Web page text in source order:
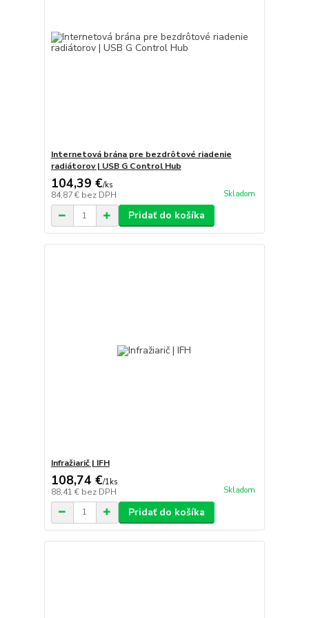
Internetová brána pre bezdrôtové riadenie
radiátorov | USB G Control Hub
104,39 €/ks
84,87 € bez DPH Skladom
Pridať do košíka
Infražiarič | IFH
108,74 €/1ks
88,41 € bez DPH Skladom
Pridať do košíka